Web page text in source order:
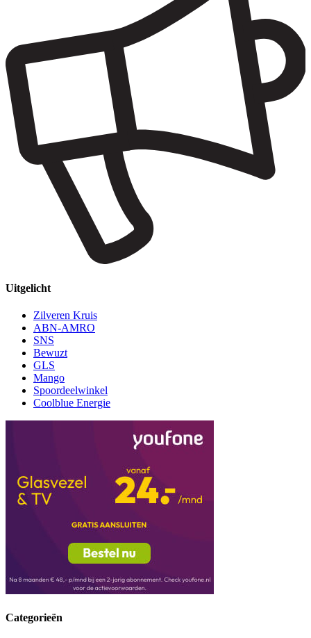
Uitgelicht
Zilveren Kruis
ABN-AMRO
SNS
Bewuzt
GLS
Mango
Spoordeelwinkel
Coolblue Energie
Categorieën